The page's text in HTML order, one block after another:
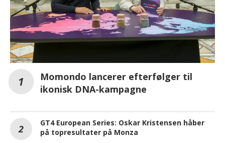
Momondo lancerer efterfølger til
ikonisk DNA-kampagne
GT4 European Series: Oskar Kristensen håber
på topresultater på Monza